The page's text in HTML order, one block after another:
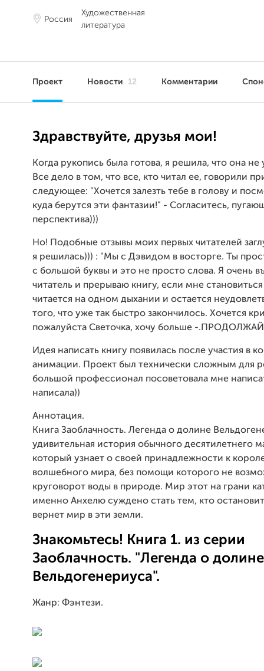
Россия
Художественная
литература
Проект Новости 12 Комментарии
Здравствуйте, друзья мои!
Когда рукопись была готова, я решила, что она не
Все дело в том, что все, кто читал ее, говорили
следующее: "Хочется залезть тебе в голову и
куда берутся эти фантазии!" - Согласитесь,
перспектива)))
Но! Подобные отзывы моих первых читателей
я решилась))) : "Мы с Дэвидом в восторге. Ты
с большой буквы и это не просто слова. Я очень
читатель и прерываю книгу, если мне
читается на одном дыхании и остается
того, что уже так быстро закончилось. Хочется
пожалуйста Светочка, хочу больше -
Идея написать книгу появилась после участия в
анимации. Проект был технически сложным для
большой профессионал посоветовала мне
написала))
Аннотация.
Книга Заоблачность. Легенда о долине
удивительная история обычного десятилетнего
который узнает о своей принадлежности к
волшебного мира, без помощи которого не
круговорот воды в природе. Мир этот на грани
именно Анхелю суждено стать тем, кто
вернет мир в эти земли.
Знакомьтесь! Книга 1. из серии
Заоблачность. "Легенда о долине
Вельдогенериуса".
Жанр: Фэнтези.